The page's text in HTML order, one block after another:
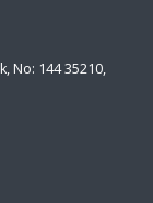
No: 144 35210,